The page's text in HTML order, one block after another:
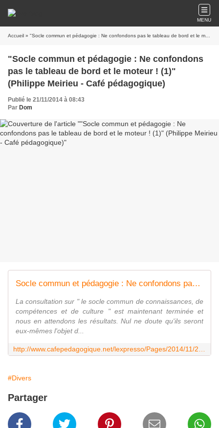
MENU
Accueil » "Socle commun et pédagogie : Ne confondons pas le tableau de bord et le moteur ! (1)" (Philippe Meirieu - Café pédagogique)
"Socle commun et pédagogie : Ne confondons
pas le tableau de bord et le moteur ! (1)"
(Philippe Meirieu - Café pédagogique)
Publié le 21/11/2014 à 08:43
Par Dom
Socle commun et pédagogie : Ne confondons pas le tableau de bord et le moteur ! (1)
La consultation sur " le socle commun de connaissances, de
compétences et de culture " est maintenant terminée et
nous en attendons les résultats. Nul ne doute qu'ils seront
eux-mêmes l'objet d...
#Divers
Partager